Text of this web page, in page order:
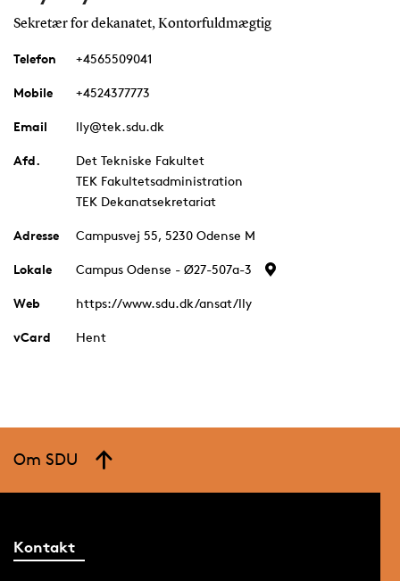
Sekretær for dekanatet, Kontorfuldmægtig
Telefon +4565509041
Mobile +4524377773
Email lly@tek.sdu.dk
Afd.
Det Tekniske Fakultet
TEK Fakultetsadministration
TEK Dekanatsekretariat
Adresse Campusvej 55, 5230 Odense M
Lokale Campus Odense - Ø27-507a-3
Web https://www.sdu.dk/ansat/lly
vCard Hent
Om SDU
Kontakt